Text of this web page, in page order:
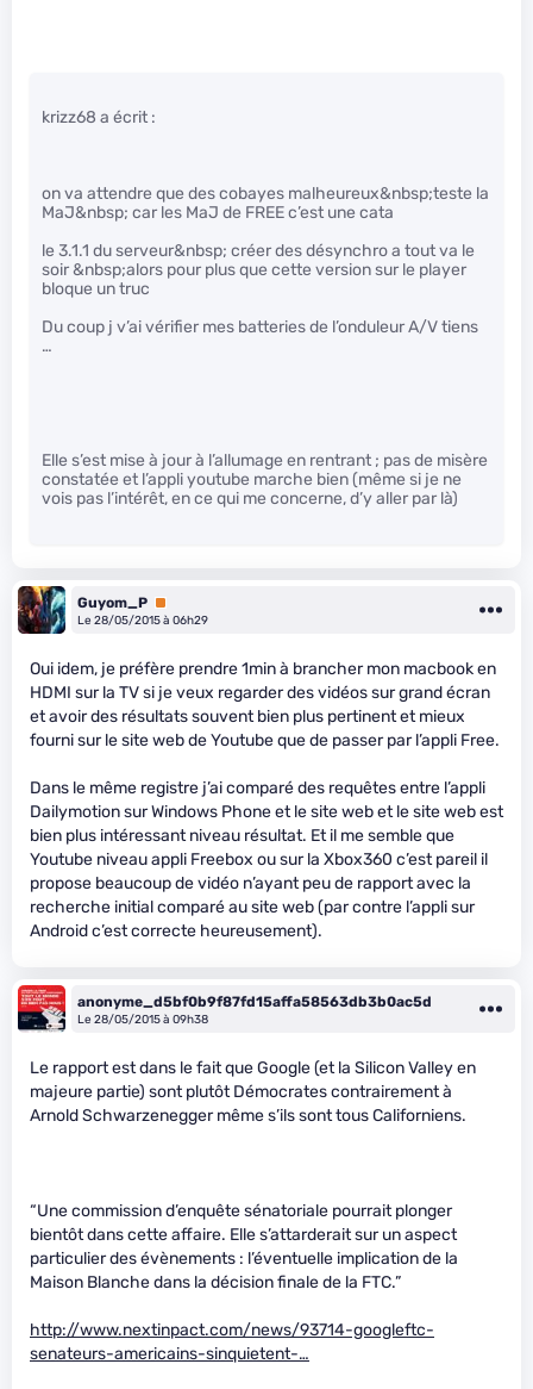
krizz68 a écrit :
on va attendre que des cobayes malheureux&nbsp;teste la
MaJ&nbsp; car les MaJ de FREE c’est une cata
le 3.1.1 du serveur&nbsp; créer des désynchro a tout va le
soir &nbsp;alors pour plus que cette version sur le player
bloque un truc
Du coup j v’ai vérifier mes batteries de l’onduleur A/V tiens
…
Elle s’est mise à jour à l’allumage en rentrant ; pas de misère
constatée et l’appli youtube marche bien (même si je ne
vois pas l’intérêt, en ce qui me concerne, d’y aller par là)
Guyom_P Premium
Le 28/05/2015 à 06h29
Oui idem, je préfère prendre 1min à brancher mon macbook en
HDMI sur la TV si je veux regarder des vidéos sur grand écran
et avoir des résultats souvent bien plus pertinent et mieux
fourni sur le site web de Youtube que de passer par l’appli Free.
Dans le même registre j’ai comparé des requêtes entre l’appli
Dailymotion sur Windows Phone et le site web et le site web est
bien plus intéressant niveau résultat. Et il me semble que
Youtube niveau appli Freebox ou sur la Xbox360 c’est pareil il
propose beaucoup de vidéo n’ayant peu de rapport avec la
recherche initial comparé au site web (par contre l’appli sur
Android c’est correcte heureusement).
anonyme_d5bf0b9f87fd15affa58563db3b0ac5d
Le 28/05/2015 à 09h38
Le rapport est dans le fait que Google (et la Silicon Valley en
majeure partie) sont plutôt Démocrates contrairement à
Arnold Schwarzenegger même s’ils sont tous Californiens.
“Une commission d’enquête sénatoriale pourrait plonger
bientôt dans cette affaire. Elle s’attarderait sur un aspect
particulier des évènements : l’éventuelle implication de la
Maison Blanche dans la décision finale de la FTC.”
http://www.nextinpact.com/news/93714-googleftc-
senateurs-americains-sinquietent-…